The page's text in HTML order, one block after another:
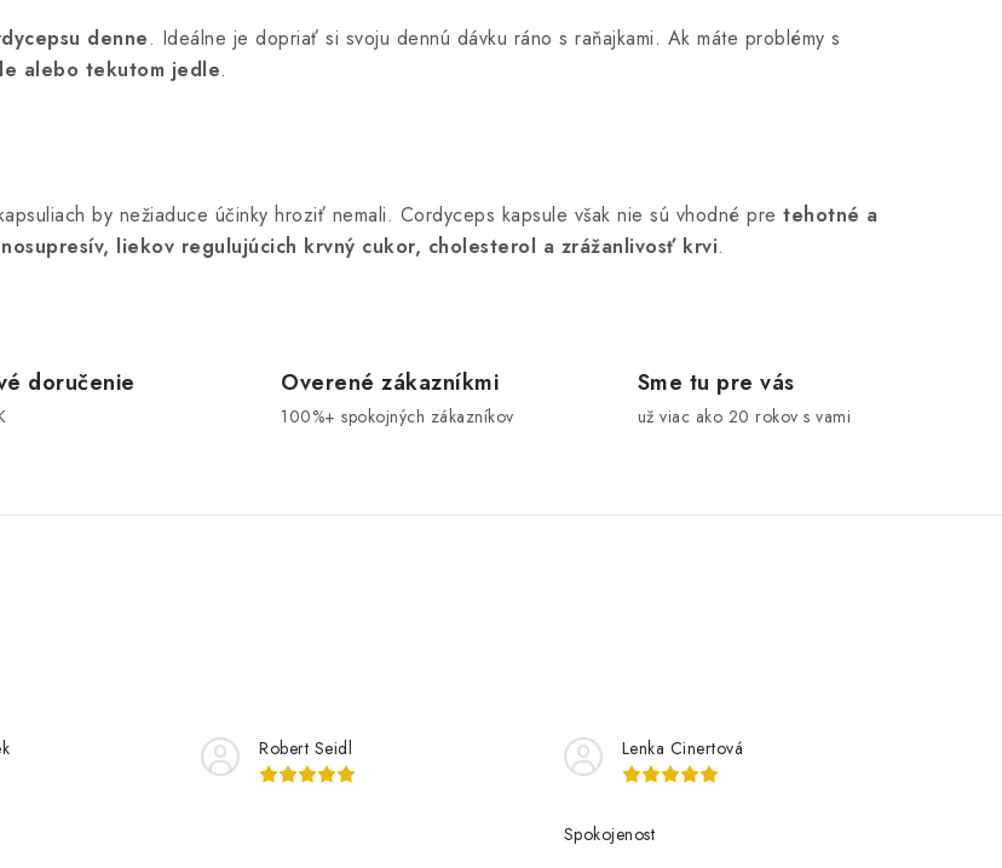
denne. Ideálne je dopriať si svoju dennú dávku ráno s raňajkami. Ak máte problémy s
alebo tekutom jedle.
by nežiaduce účinky hroziť nemali. Cordyceps kapsule však nie sú vhodné pre tehotné a
liekov regulujúcich krvný cukor, cholesterol a zrážanlivosť krvi.
doručenie Overené zákazníkmi
100%+ spokojných zákazníkov
Sme tu pre vás
už viac ako 20 rokov s vami
Robert Seidl Lenka Cinertová
Spokojenost